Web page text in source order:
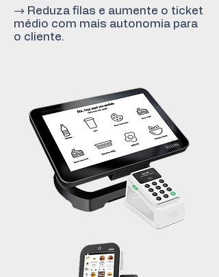
→ Reduza filas e aumente o ticket
médio com mais autonomia para
o cliente.